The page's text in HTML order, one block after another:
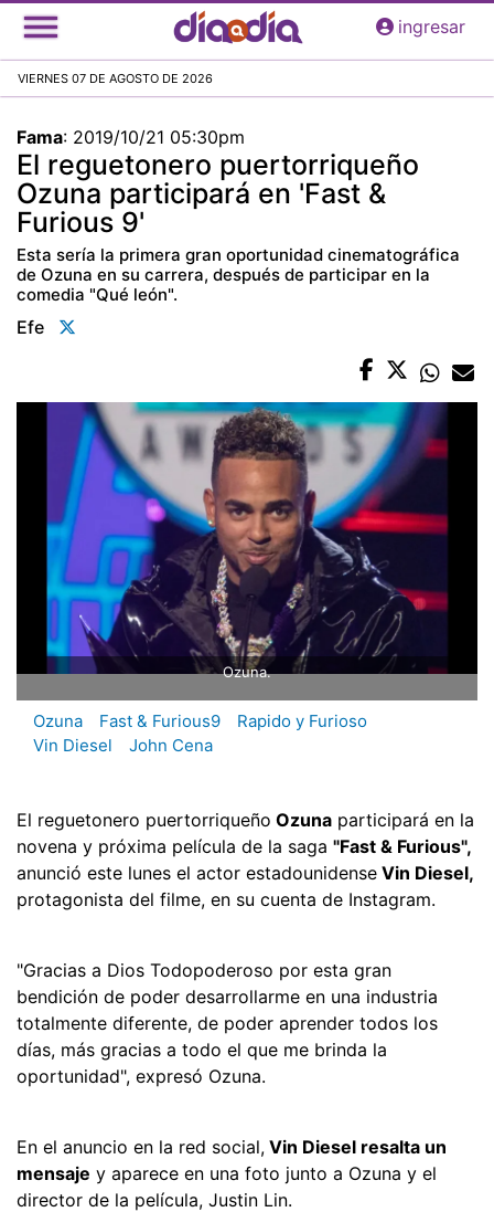
Pasar
al
principal
ingresar
VIERNES 07 DE AGOSTO DE 2026
Fama: 2019/10/21 05:30pm
El reguetonero puertorriqueño
Ozuna participará en 'Fast &
Furious 9'
Esta sería la primera gran oportunidad cinematográfica
de Ozuna en su carrera, después de participar en la
comedia "Qué león".
Efe
Ozuna.
Ozuna Fast & Furious9
Rapido y Furioso
Vin Diesel
John Cena
El reguetonero puertorriqueño Ozuna participará en la
novena y próxima película de la saga "Fast & Furious",
anunció este lunes el actor estadounidense Vin Diesel,
protagonista del filme, en su cuenta de Instagram.
"Gracias a Dios Todopoderoso por esta gran
bendición de poder desarrollarme en una industria
totalmente diferente, de poder aprender todos los
días, más gracias a todo el que me brinda la
oportunidad", expresó Ozuna.
En el anuncio en la red social, Vin Diesel resalta un
mensaje y aparece en una foto junto a Ozuna y el
director de la película, Justin Lin.